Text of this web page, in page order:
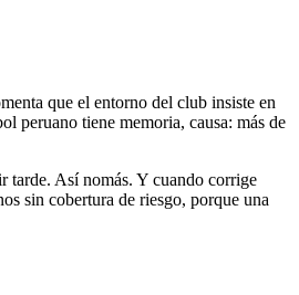
que el entorno del club insiste en
peruano tiene memoria, causa: más de
tarde. Así nomás. Y cuando corrige
sin cobertura de riesgo, porque una